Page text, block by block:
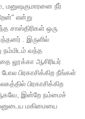
மனுஷகுமாரனை நீர்
என்று
சாஸ்திரிகள் ஒரு
. இருளில்
நம்மிடம் வந்த
லூக்கா ஆசிரியர்
பிரகாசிக்கிற நீங்கள்
பிரகாசிக்கிற
ஆகவே, இன்றே நம்மைச்
மகிமையை